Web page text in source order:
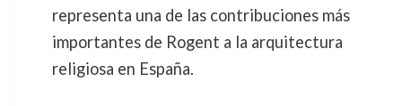
representa una de las contribuciones más
importantes de Rogent a la arquitectura
religiosa en España.